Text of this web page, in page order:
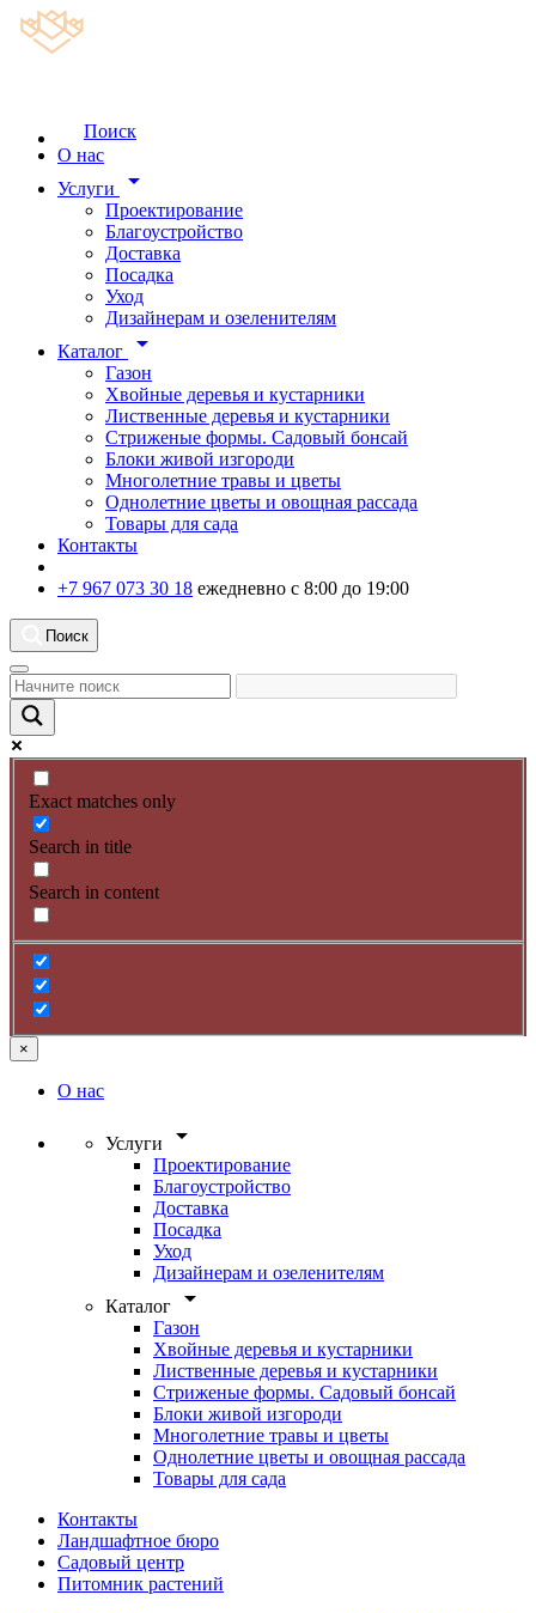
Поиск
О нас
Услуги
arrow_drop_down
Проектирование
Благоустройство
Доставка
Посадка
Уход
Дизайнерам и озеленителям
Каталог
arrow_drop_down
Газон
Хвойные деревья и кустарники
Лиственные деревья и кустарники
Стриженые формы. Садовый бонсай
Блоки живой изгороди
Многолетние травы и цветы
Однолетние цветы и овощная рассада
Товары для сада
Контакты
+7 967 073 30 18 ежедневно с 8:00 до 19:00
Поиск
Exact matches only
Search in title
Search in content
×
О нас
Услуги arrow_drop_down
Проектирование
Благоустройство
Доставка
Посадка
Уход
Дизайнерам и озеленителям
Каталог
arrow_drop_down
Газон
Хвойные деревья и кустарники
Лиственные деревья и кустарники
Стриженые формы. Садовый бонсай
Блоки живой изгороди
Многолетние травы и цветы
Однолетние цветы и овощная рассада
Товары для сада
Контакты
Ландшафтное бюро
Садовый центр
Питомник растений